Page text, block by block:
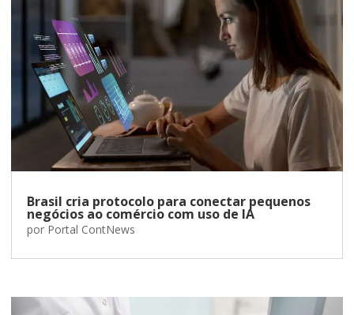
Brasil cria protocolo para conectar pequenos
negócios ao comércio com uso de IA
por Portal ContNews